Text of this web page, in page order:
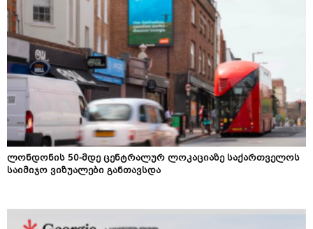
ლონდონის 50-მდე ცენტრალურ ლოკაციაზე საქართველოს
საიმიჯო ვიზუალები განთავსდა